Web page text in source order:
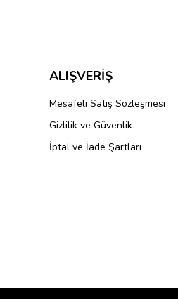
eksik bilgiler bulunuyor.
daha pahalı.
alternatifler olmalı.
ALIŞVERİŞ
Mesafeli Satış Sözleşmesi
Gizlilik ve Güvenlik
İptal ve İade Şartları